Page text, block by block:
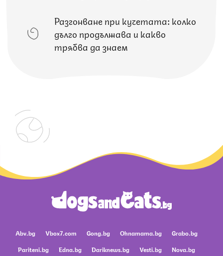
Разгонване при кучетата: колко
дълго продължава и какво
трябва да знаем
Abv.bg Vbox7.com Gong.bg Ohnamama.bg
Grabo.bg
Pariteni.bg
Edna.bg Dariknews.bg Vesti.bg Nova.bg